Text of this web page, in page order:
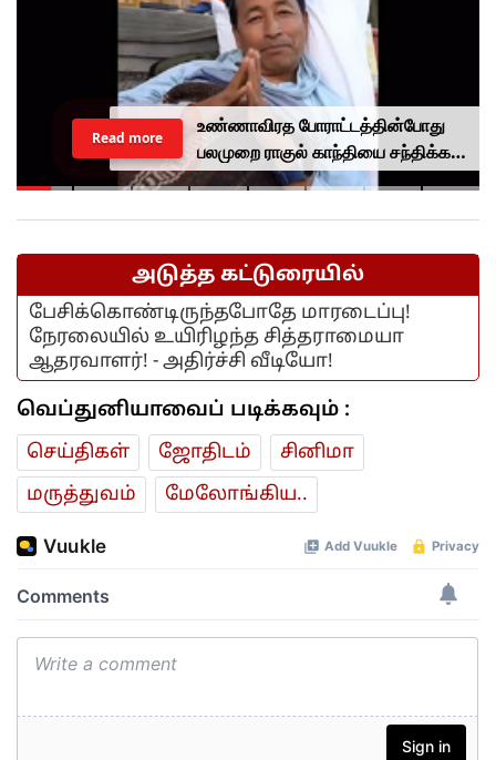
உண்ணாவிரத போராட்டத்தின்போது
பலமுறை ராகுல் காந்தியை சந்திக்க
முயன்றாரா சோனம் வாங்சுக்
Read more
அடுத்த கட்டுரையில்
பேசிக்கொண்டிருந்தபோதே மாரடைப்பு!
நேரலையில் உயிரிழந்த சித்தராமையா
ஆதரவாளர்! - அதிர்ச்சி வீடியோ!
வெப்துனியாவைப் படிக்கவும் :
செய்திகள் ஜோ‌திட‌ம்
சினிமா
மரு‌த்துவ‌ம்
மேலோங்கிய..